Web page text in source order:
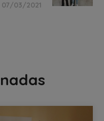
07/03/2021